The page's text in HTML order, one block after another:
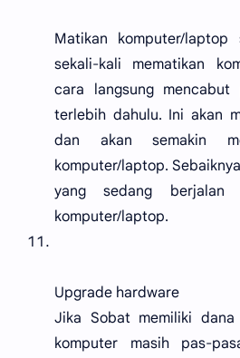
Matikan komputer/laptop
sekali-kali mematikan
cara langsung
terlebih dahulu. Ini akan
dan akan semakin
komputer/laptop.
yang sedang berjalan
komputer/laptop.
Upgrade hardware
Jika Sobat memiliki
komputer masih pas-